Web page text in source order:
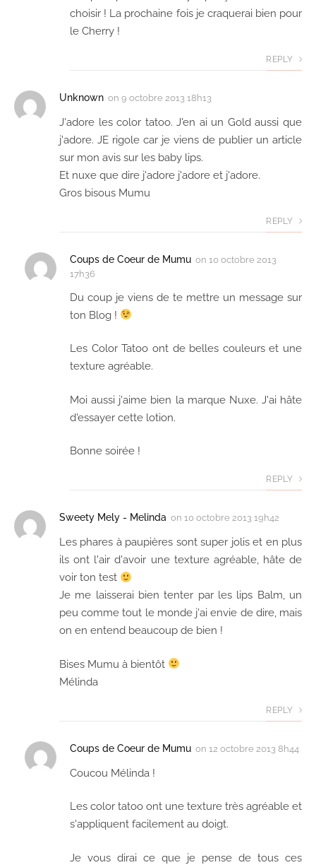
choisir ! La prochaine fois je craquerai bien pour
le Cherry !
REPLY
Unknown on 9 octobre 2013 18h13
J'adore les color tatoo. J'en ai un Gold aussi que
j'adore. JE rigole car je viens de publier un article
sur mon avis sur les baby lips.
Et nuxe que dire j'adore j'adore et j'adore.
Gros bisous Mumu
REPLY
Coups de Coeur de Mumu on 10 octobre 2013
17h36
Du coup je viens de te mettre un message sur
ton Blog !
Les Color Tatoo ont de belles couleurs et une
texture agréable.
Moi aussi j'aime bien la marque Nuxe. J'ai hâte
d'essayer cette lotion.
Bonne soirée !
REPLY
Sweety Mely - Melinda on 10 octobre 2013 19h42
Les phares à paupières sont super jolis et en plus
ils ont l'air d'avoir une texture agréable, hâte de
voir ton test
Je me laisserai bien tenter par les lips Balm, un
peu comme tout le monde j'ai envie de dire, mais
on en entend beaucoup de bien !
Bises Mumu à bientôt
Mélinda
REPLY
Coups de Coeur de Mumu on 12 octobre 2013 8h44
Coucou Mélinda !
Les color tatoo ont une texture très agréable et
s'appliquent facilement au doigt.
Je vous dirai ce que je pense de tous ces